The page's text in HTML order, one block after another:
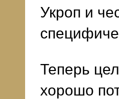
Укроп и
Теперь
хорошо